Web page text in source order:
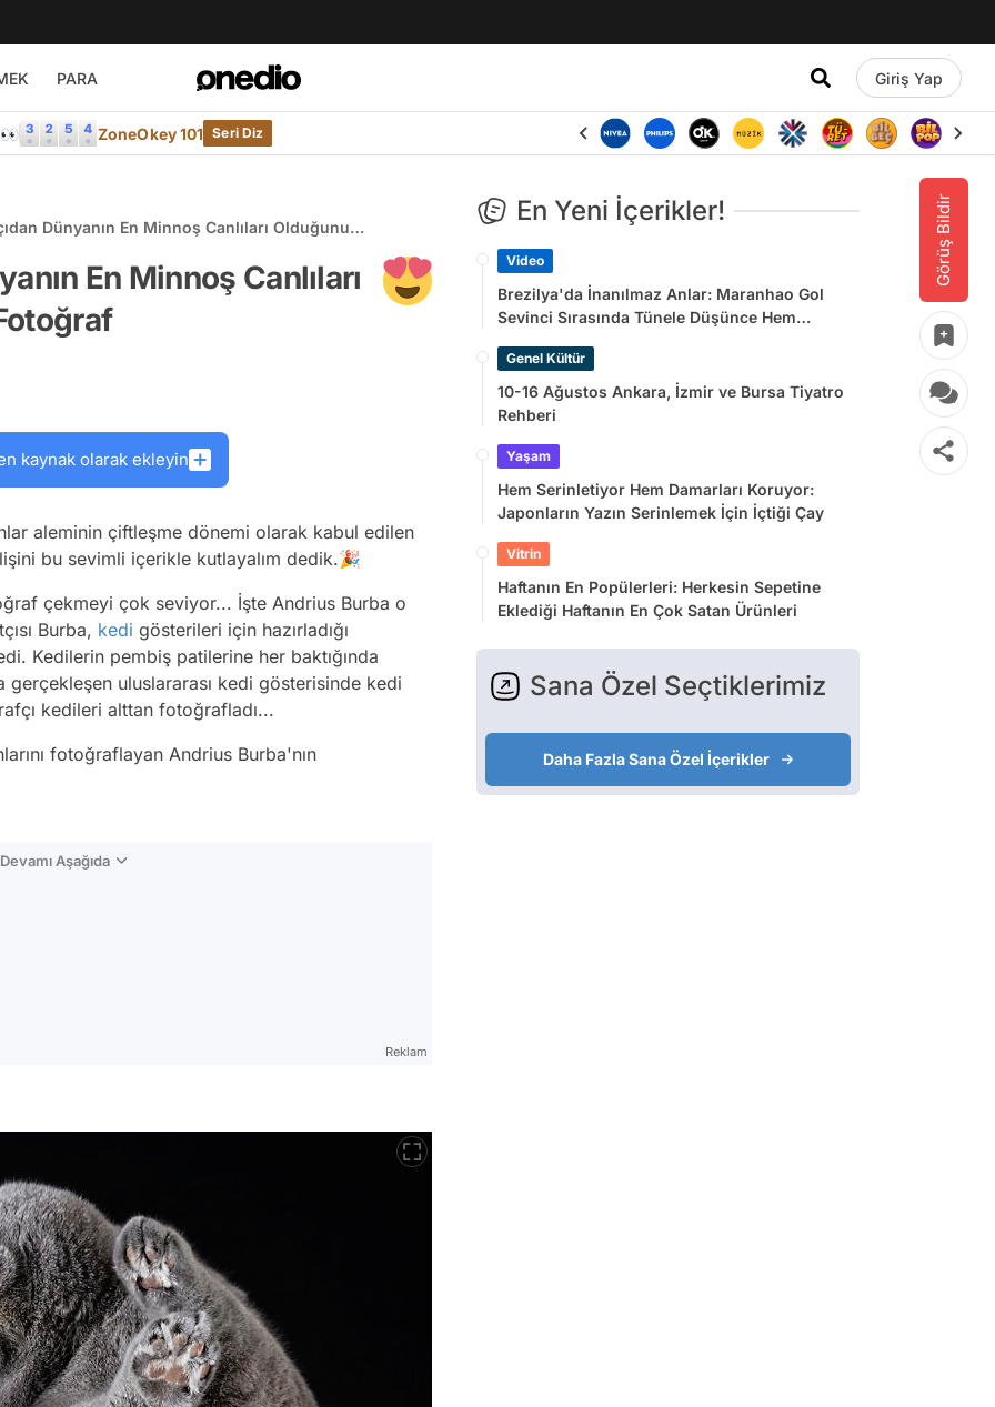
PARA Giriş Yap
ZoneOkey 101 Seri Diz
Görüş Bildir
Dünyanın En Minnoş Canlıları Olduğunu
En Minnoş Canlıları
kaynak olarak ekleyin
aleminin çiftleşme dönemi olarak kabul edilen
bu sevimli içerikle kutlayalım dedik.🎉
çekmeyi çok seviyor... İşte Andrius Burba o
Burba, kedi gösterileri için hazırladığı
Kedilerin pembiş patilerine her baktığında
uluslararası kedi gösterisinde kedi
kedileri alttan fotoğrafladı...
fotoğraflayan Andrius Burba'nın
Aşağıda
Reklam
En Yeni İçerikler!
Video
Brezilya'da İnanılmaz Anlar: Maranhao Gol
Sevinci Sırasında Tünele Düşünce Hem
Genel Kültür
10-16 Ağustos Ankara, İzmir ve Bursa Tiyatro
Rehberi
Yaşam
Hem Serinletiyor Hem Damarları Koruyor:
Japonların Yazın Serinlemek İçin İçtiği Çay
Vitrin
Haftanın En Popülerleri: Herkesin Sepetine
Eklediği Haftanın En Çok Satan Ürünleri
Sana Özel Seçtiklerimiz
Daha Fazla Sana Özel İçerikler